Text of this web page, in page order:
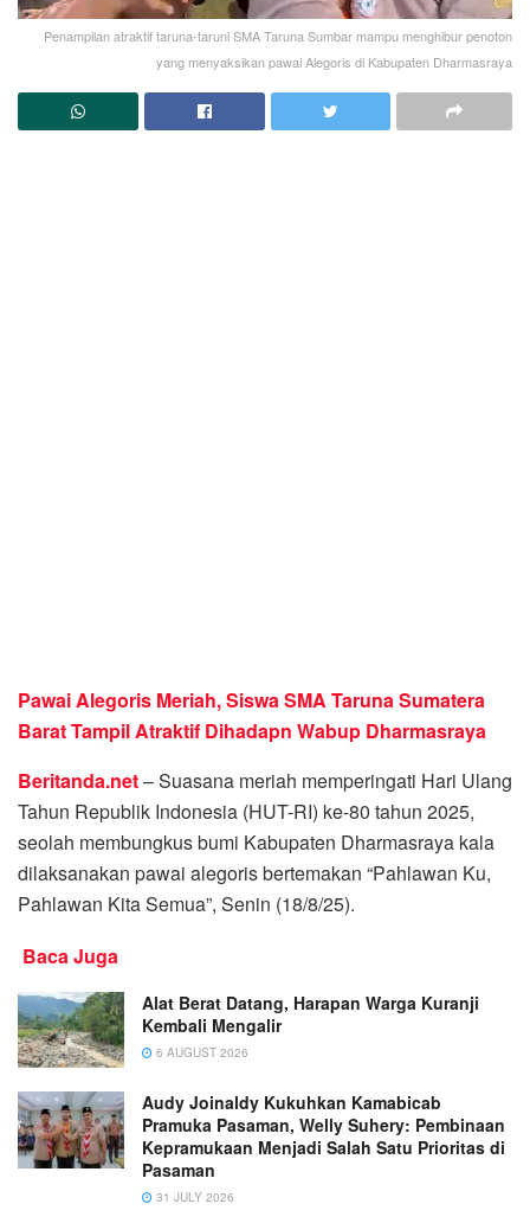
Penampilan atraktif taruna-taruni SMA Taruna Sumbar mampu menghibur penoton
yang menyaksikan pawai Alegoris di Kabupaten Dharmasraya
Pawai Alegoris Meriah, Siswa SMA Taruna Sumatera
Barat Tampil Atraktif Dihadapn Wabup Dharmasraya
Beritanda.net– Suasana meriah memperingati Hari Ulang
Tahun Republik Indonesia (HUT-RI) ke-80 tahun 2025,
seolah membungkus bumi Kabupaten Dharmasraya kala
dilaksanakan pawai alegoris bertemakan “Pahlawan Ku,
Pahlawan Kita Semua”, Senin (18/8/25).
Baca Juga
Alat Berat Datang, Harapan Warga Kuranji
Kembali Mengalir
6 AUGUST 2026
Audy Joinaldy Kukuhkan Kamabicab
Pramuka Pasaman, Welly Suhery: Pembinaan
Kepramukaan Menjadi Salah Satu Prioritas di
Pasaman
31 JULY 2026